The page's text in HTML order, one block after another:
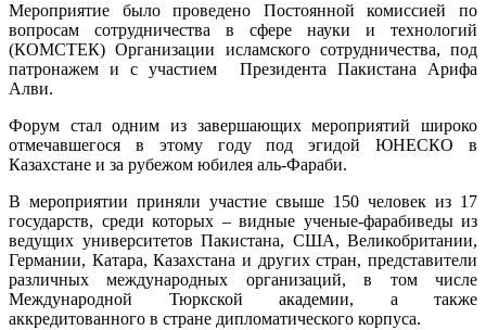
Мероприятие было проведено Постоянной комиссией по
вопросам сотрудничества в сфере науки и технологий
(КОМСТЕК) Организации исламского сотрудничества, под
патронажем и с участием Президента Пакистана Арифа
Алви.
Форум стал одним из завершающих мероприятий широко
отмечавшегося в этому году под эгидой ЮНЕСКО в
Казахстане и за рубежом юбилея аль-Фараби.
В мероприятии приняли участие свыше 150 человек из 17
государств, среди которых – видные ученые-фарабиведы из
ведущих университетов Пакистана, США, Великобритании,
Германии, Катара, Казахстана и других стран, представители
различных международных организаций, в том числе
Международной Тюркской академии, а также
аккредитованного в стране дипломатического корпуса.